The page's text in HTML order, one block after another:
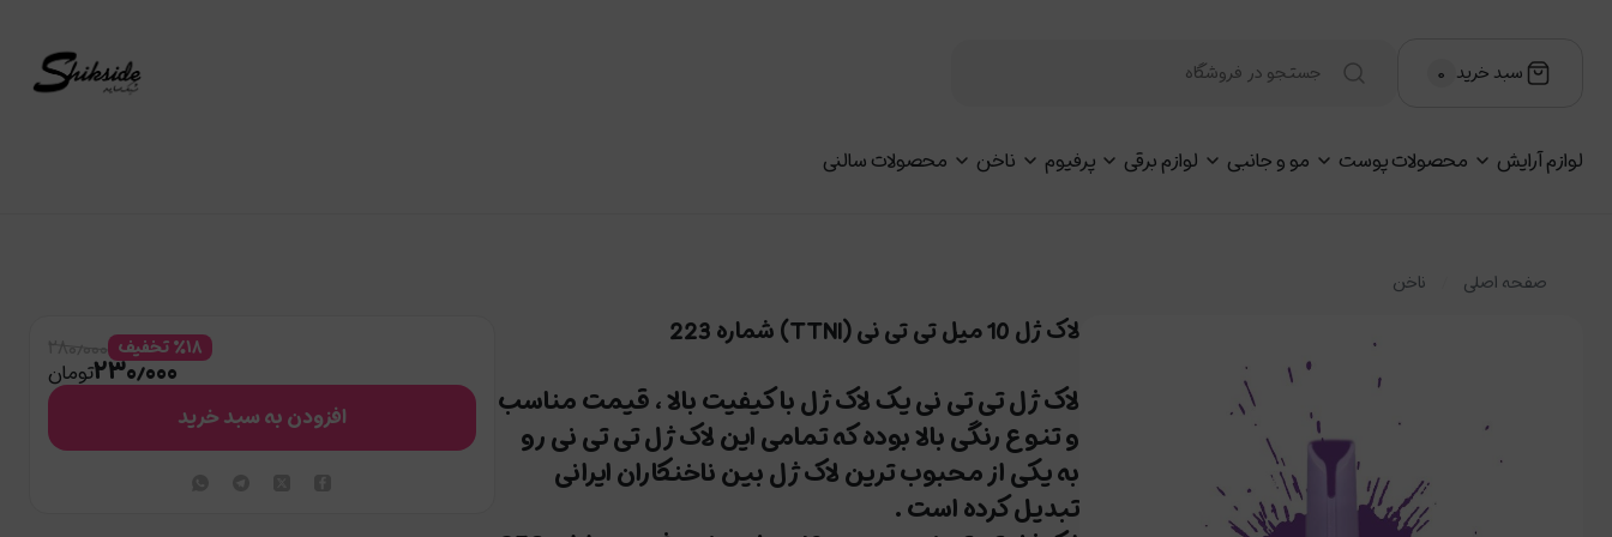
سبد خرید ۰
لوازم آرایش محصولات پوست مو و جانبی لوازم برقی پرفیوم ناخن محصولات سالنی
صفحه اصلی ناخن
لاک ژل 10 میل تی تی نی (TTNI) شماره 223
لاک ژل تی تی نی یک لاک ژل با کیفیت بالا ، قیمت مناسب
و تنوع رنگی بالا بوده که تمامی این لاک ژل تی تی نی رو
به یکی از محبوب ترین لاک ژل بین ناخنکاران ایرانی
تبدیل کرده است .
%۱۸ تخفیف
۲۳۰٫۰۰۰تومان
افزودن به سبد خرید